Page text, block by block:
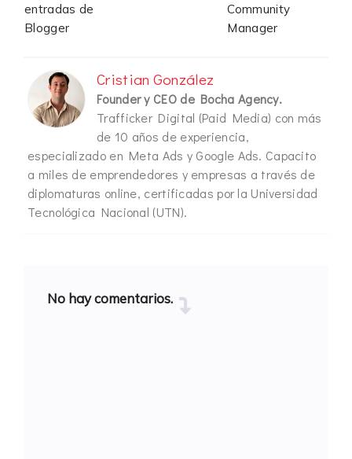
entradas de
Blogger
Community
Manager
Cristian González
Founder y CEO de Bocha Agency.
Trafficker Digital (Paid Media) con más
de 10 años de experiencia,
especializado en Meta Ads y Google Ads. Capacito
a miles de emprendedores y empresas a través de
diplomaturas online, certificadas por la Universidad
Tecnológica Nacional (UTN).
No hay comentarios.